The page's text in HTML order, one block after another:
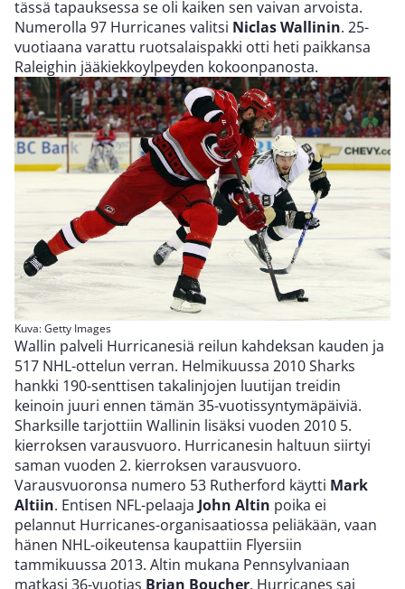
tässä tapauksessa se oli kaiken sen vaivan arvoista.
Numerolla 97 Hurricanes valitsi Niclas Wallinin. 25-
vuotiaana varattu ruotsalaispakki otti heti paikkansa
Raleighin jääkiekkoylpeyden kokoonpanosta.
Kuva: Getty Images
Wallin palveli Hurricanesiä reilun kahdeksan kauden ja
517 NHL-ottelun verran. Helmikuussa 2010 Sharks
hankki 190-senttisen takalinjojen luutijan treidin
keinoin juuri ennen tämän 35-vuotissyntymäpäiviä.
Sharksille tarjottiin Wallinin lisäksi vuoden 2010 5.
kierroksen varausvuoro. Hurricanesin haltuun siirtyi
saman vuoden 2. kierroksen varausvuoro.
Varausvuoronsa numero 53 Rutherford käytti Mark
Altiin. Entisen NFL-pelaaja John Altin poika ei
pelannut Hurricanes-organisaatiossa peliäkään, vaan
hänen NHL-oikeutensa kaupattiin Flyersiin
tammikuussa 2013. Altin mukana Pennsylvaniaan
matkasi 36-vuotias Brian Boucher. Hurricanes sai